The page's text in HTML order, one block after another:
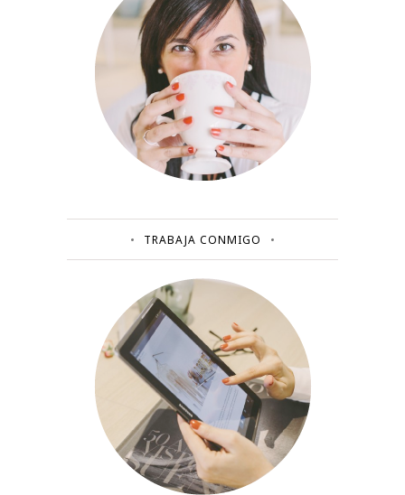
TRABAJA CONMIGO